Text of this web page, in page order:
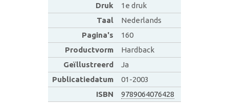
Druk
1e druk
Taal
Nederlands
Pagina's
160
Productvorm
Hardback
Geïllustreerd
Ja
Publicatiedatum
01-2003
ISBN
9789064076428